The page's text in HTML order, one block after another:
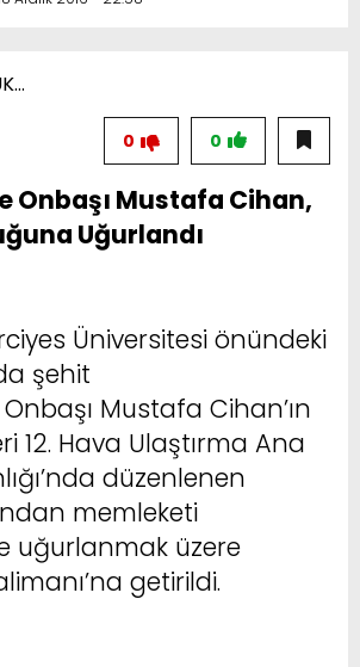
0
0
Onbaşı Mustafa Cihan,
Uğurlandı
Üniversitesi önündeki
şehit
Mustafa Cihan’ın
12. Hava Ulaştırma Ana
düzenlenen
memleketi
uğurlanmak üzere
getirildi.